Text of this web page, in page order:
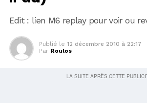
Edit : lien M6 replay pour voir ou
Publié le 12 décembre 2010 à 22:17
Par Roulos